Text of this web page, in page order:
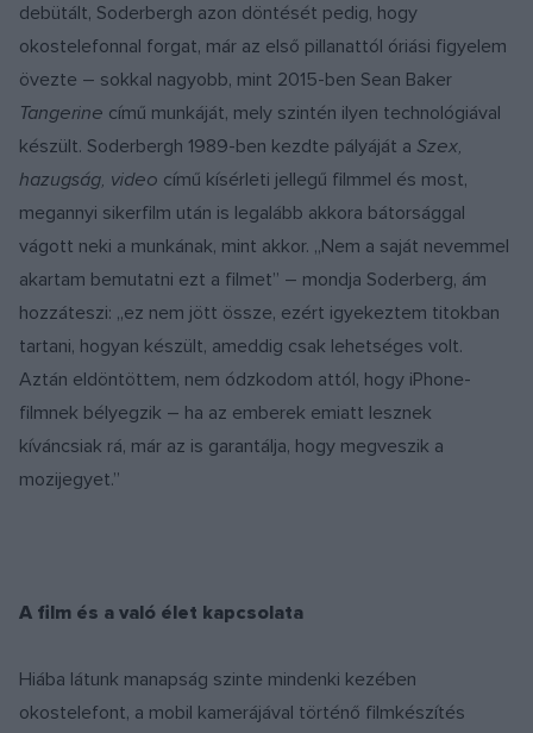
debütált, Soderbergh azon döntését pedig, hogy
okostelefonnal forgat, már az első pillanattól óriási figyelem
övezte – sokkal nagyobb, mint 2015-ben Sean Baker
Tangerine című munkáját, mely szintén ilyen technológiával
készült. Soderbergh 1989-ben kezdte pályáját a Szex,
hazugság, video című kísérleti jellegű filmmel és most,
megannyi sikerfilm után is legalább akkora bátorsággal
vágott neki a munkának, mint akkor. „Nem a saját nevemmel
akartam bemutatni ezt a filmet” – mondja Soderberg, ám
hozzáteszi: „ez nem jött össze, ezért igyekeztem titokban
tartani, hogyan készült, ameddig csak lehetséges volt.
Aztán eldöntöttem, nem ódzkodom attól, hogy iPhone-
filmnek bélyegzik – ha az emberek emiatt lesznek
kíváncsiak rá, már az is garantálja, hogy megveszik a
mozijegyet.”
A film és a való élet kapcsolata
Hiába látunk manapság szinte mindenki kezében
okostelefont, a mobil kamerájával történő filmkészítés